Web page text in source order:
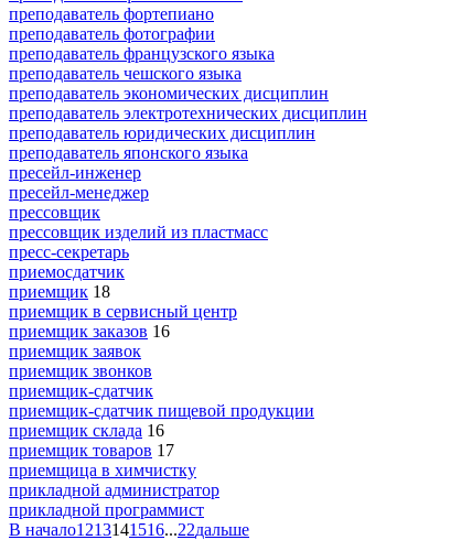
преподаватель фортепиано
преподаватель фотографии
преподаватель французского языка
преподаватель чешского языка
преподаватель экономических дисциплин
преподаватель электротехнических дисциплин
преподаватель юридических дисциплин
преподаватель японского языка
пресейл-инженер
пресейл-менеджер
прессовщик
прессовщик изделий из пластмасс
пресс-секретарь
приемосдатчик
приемщик 18
приемщик в сервисный центр
приемщик заказов 16
приемщик заявок
приемщик звонков
приемщик-сдатчик
приемщик-сдатчик пищевой продукции
приемщик склада 16
приемщик товаров 17
приемщица в химчистку
прикладной администратор
прикладной программист
В начало1213141516...22дальше